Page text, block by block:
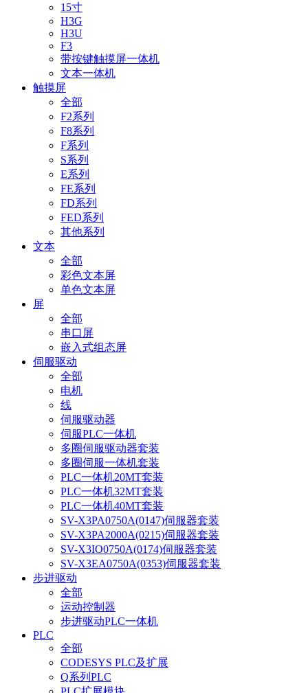
15寸
H3G
H3U
F3
带按键触摸屏一体机
文本一体机
触摸屏
全部
F2系列
F8系列
F系列
S系列
E系列
FE系列
FD系列
FED系列
其他系列
文本
全部
彩色文本屏
单色文本屏
屏
全部
串口屏
嵌入式组态屏
伺服驱动
全部
电机
线
伺服驱动器
伺服PLC一体机
多圈伺服驱动器套装
多圈伺服一体机套装
PLC一体机20MT套装
PLC一体机32MT套装
PLC一体机40MT套装
SV-X3PA0750A(0147)伺服器套装
SV-X3PA2000A(0215)伺服器套装
SV-X3IO0750A(0174)伺服器套装
SV-X3EA0750A(0353)伺服器套装
步进驱动
全部
运动控制器
步进驱动PLC一体机
PLC
全部
CODESYS PLC及扩展
Q系列PLC